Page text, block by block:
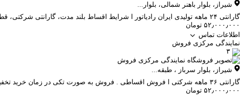
شیراز ، بلوار باهنر شمالی، بلوار...
گارانتی ۲۴ ماهه تولیدی ایران رادیاتور ا شرایط اقساط بلند مدت، گارانتی شرکتی، قطعات اصلی، مشاوره و نصب رایگان، ارسال روزانه
۵۲٫۰۰۰٫۰۰۰ تومان
اطلاعات تماس
نمایندگی مرکزی فروش
۳
شیراز ، بلوار سرباز ، طبقه...
گارانتی ۳۶ ماهه شرکتی ا فروش اقساطی . فروش به صورت تکی در زمان خرید تخفیفات بیشتری لحاظ می گردد.
۵۲٫۰۰۰٫۰۰۰ تومان